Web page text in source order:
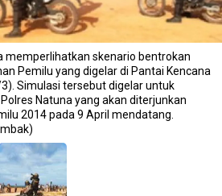
memperlihatkan skenario bentrokan
Pemilu yang digelar di Pantai Kencana
Simulasi tersebut digelar untuk
Natuna yang akan diterjunkan
2014 pada 9 April mendatang.